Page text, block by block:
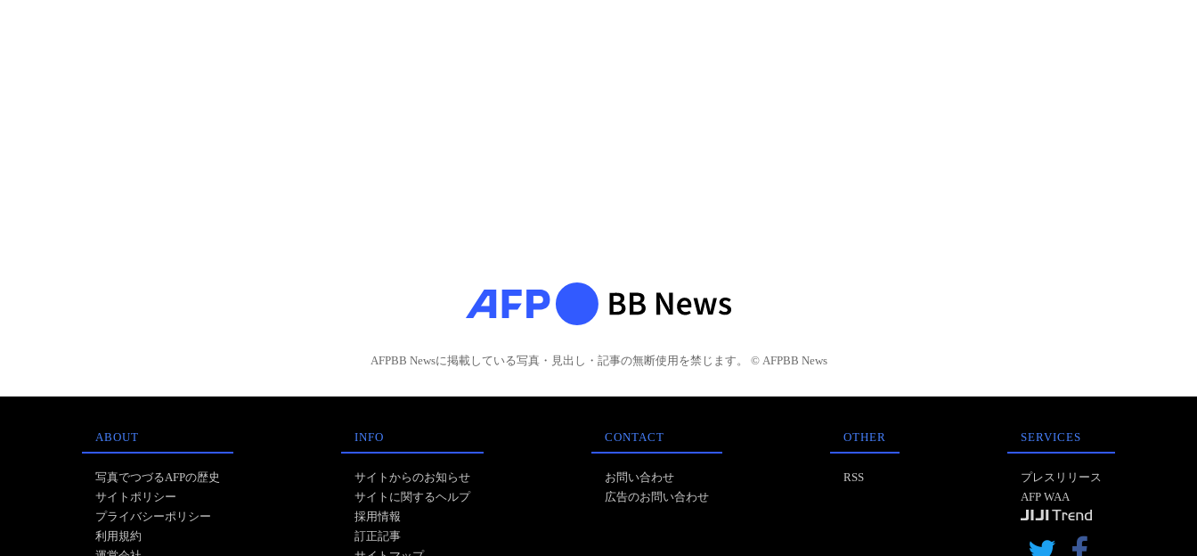
AFPBB Newsに掲載している写真・見出し・記事の無断使用を禁じます。 © AFPBB News
ABOUT
写真でつづるAFPの歴史
サイトポリシー
プライバシーポリシー
利用規約
INFO
サイトからのお知らせ
サイトに関するヘルプ
採用情報
訂正記事
CONTACT
お問い合わせ
広告のお問い合わせ
OTHER
RSS
SERVICES
プレスリリース
AFP WAA